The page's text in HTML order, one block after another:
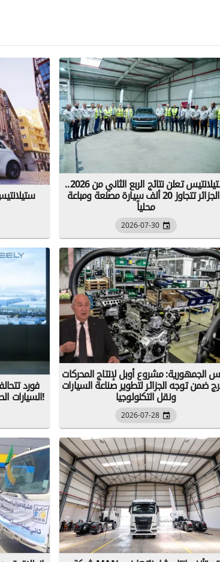
ستيلانتيس تعلن نتائج الربع الثاني من 2026..
والجزائر تتجاوز 20 ألف سيارة مصنعة ومباعة
محلياً
2026-07-30
الجمهورية: مشروع أوبل لإنتاج المحركات
ضمن توجه الجزائر لتطوير صناعة السيارات
ونقل التكنولوجيا
2026-07-28
فورد
السيارات الصينية حتى لو صُنعت على أراضيها!